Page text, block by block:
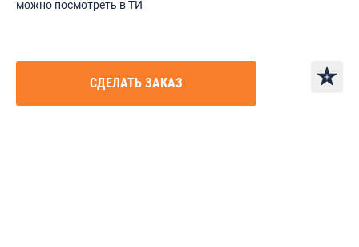
можно посмотреть в ТИ
CДЕЛАТЬ ЗАКАЗ